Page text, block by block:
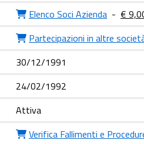
Elenco Soci Azienda - €
Partecipazioni in altre
30/12/1991
24/02/1992
Attiva
Verifica Fallimenti e